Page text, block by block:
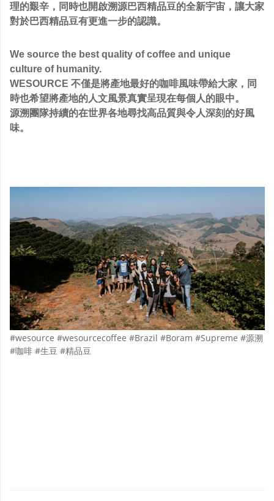
理的艱辛，同時也開啟溯源巴西精品豆的全新宇宙，讓大家
對於巴西精品豆有更進一步的認識。
We source the best quality of coffee and unique
culture of humanity.
WESOURCE 不僅是將產地最好的咖啡風味帶給大家，同
時也希望將產地的人文風景真實呈現在每個人的眼中。
源溯團隊持續的在世界各地尋找高品質與令人深刻的好風
味。
#wesource #wesourcecoffee #Brazil #Boram #Supreme #源溯
#咖啡 #生豆 #精品豆